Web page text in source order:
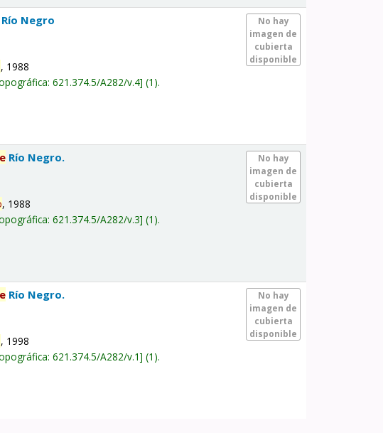
No hay
imagen de
cubierta
disponible
Río Negro
, 1988
621.374.5/A282/v.4 (1).
No hay
imagen de
cubierta
disponible
Río Negro.
, 1988
621.374.5/A282/v.3 (1).
No hay
imagen de
cubierta
disponible
Río Negro.
, 1998
621.374.5/A282/v.1 (1).